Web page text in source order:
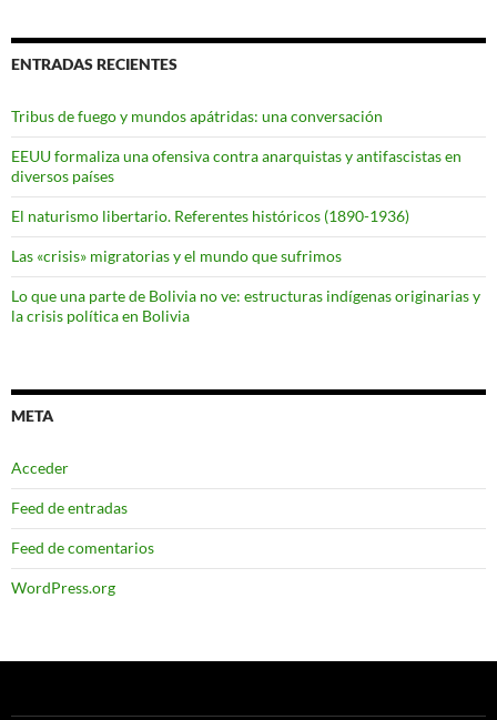
ENTRADAS RECIENTES
Tribus de fuego y mundos apátridas: una conversación
EEUU formaliza una ofensiva contra anarquistas y antifascistas en
diversos países
El naturismo libertario. Referentes históricos (1890-1936)
Las «crisis» migratorias y el mundo que sufrimos
Lo que una parte de Bolivia no ve: estructuras indígenas originarias y
la crisis política en Bolivia
META
Acceder
Feed de entradas
Feed de comentarios
WordPress.org